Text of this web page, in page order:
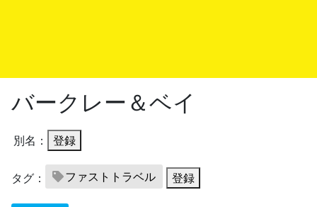
バークレー＆ベイ
別名： 登録
タグ： ファストトラベル 登録